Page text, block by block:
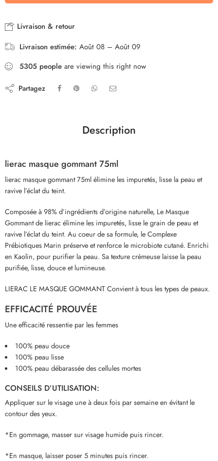
Livraison & retour
Livraison estimée: Août 08 – Août 09
5305 people are viewing this right now
Partagez
Description
lierac masque gommant 75ml
lierac masque gommant 75ml élimine les impuretés, lisse la peau et
ravive l’éclat du teint.
Composée à 98% d’ingrédients d’origine naturelle, Le Masque
Gommant de lierac élimine les impuretés, lisse le grain de peau et
ravive l’éclat du teint. Au coeur de sa formule, le Complexe
Prébiotiques Marin préserve et renforce le microbiote cutané. Enrichi
en Kaolin, pour purifier la peau. Sa texture crèmeuse laisse la peau
purifiée, lisse, douce et lumineuse.
LIERAC LE MASQUE GOMMANT Convient à tous les types de peaux.
EFFICACITÉ PROUVÉE
Une efficacité ressentie par les femmes
100% peau douce
100% peau lisse
100% peau débarassée des cellules mortes
CONSEILS D’UTILISATION:
Appliquer sur le visage une à deux fois par semaine en évitant le
contour des yeux.
*En gommage, masser sur visage humide puis rincer.
*En masque, laisser poser 5 minutes puis rincer.